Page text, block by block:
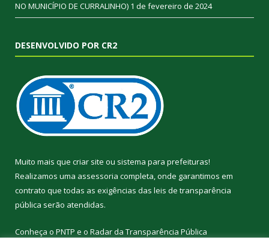
NO MUNICÍPIO DE CURRALINHO) 1 de fevereiro de 2024
DESENVOLVIDO POR CR2
Muito mais que criar site ou sistema para prefeituras!
Realizamos uma assessoria completa, onde garantimos em
contrato que todas as exigências das leis de transparência
pública serão atendidas.
Conheça o PNTP e o Radar da Transparência Pública